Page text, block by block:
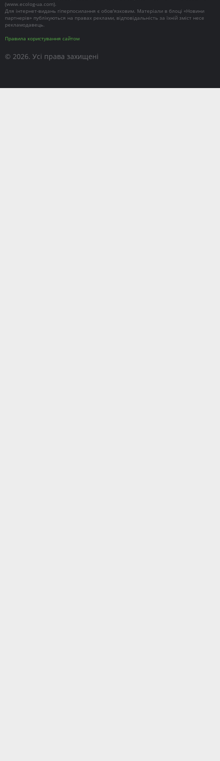
(www.ecolog-ua.com).
Для інтернет-видань гіперпосилання є обов'язковим. Матеріали в блоці «Новини
партнерів» публікуються на правах реклами, відповідальність за їхній зміст несе
рекламодавець.
Правила користування сайтом
© 2026. Усі права захищені